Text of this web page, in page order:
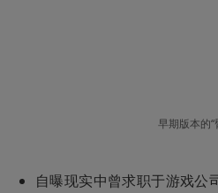
早期版本的“
自曝现实中曾求职于游戏公